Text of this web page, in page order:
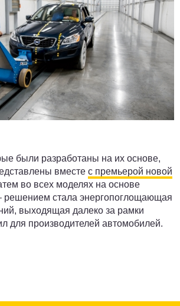
были разработаны на их основе,
вместе с премьерой новой
во всех моделях на основе
решением стала энергопоглощающая
выходящая далеко за рамки
для производителей автомобилей.